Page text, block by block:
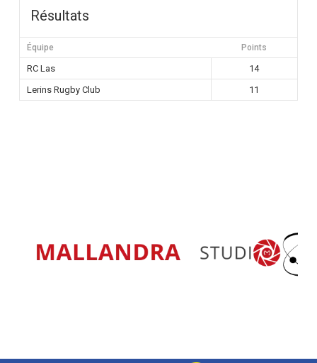
Résultats
Équipe Points
RC Las
14
Lerins Rugby Club
11